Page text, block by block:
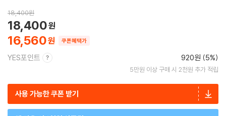
18,400원
16,560
18,400
쿠폰혜택가
YES포인트 920원 (5%)
5만원 이상 구매 시 2천원 추가 적립
사용 가능한 쿠폰 받기